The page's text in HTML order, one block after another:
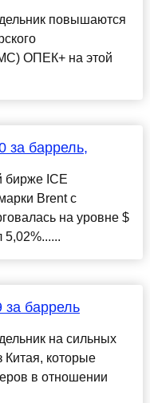
повышаются
ОПЕК+ на этой
за баррель,
бирже ICE
Brent с
на уровне $
5,02%......
баррель
на сильных
Китая, которые
в отношении